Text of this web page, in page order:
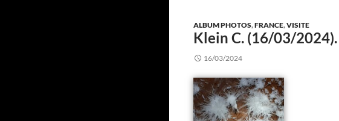
ALBUM PHOTOS,FRANCE,VISITE
Klein C. (16/03/
16/03/2024